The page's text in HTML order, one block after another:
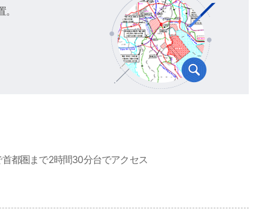
首都圏まで2時間30分台でアクセス